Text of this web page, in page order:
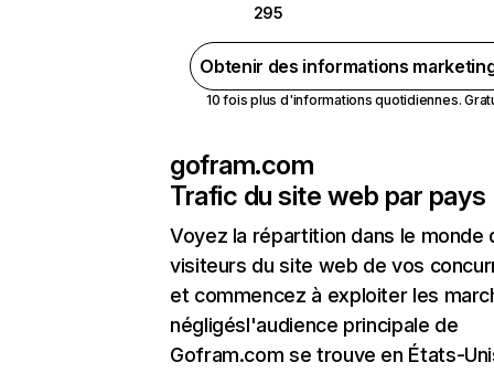
295
Obtenir des informations
10 fois plus d'informations quotidiennes.
gofram.com
Trafic du site web par pays
Voyez la répartition dans le monde
visiteurs du site web de vos
et commencez à exploiter les
négligésl'audience principale de
Gofram.com se trouve en États-